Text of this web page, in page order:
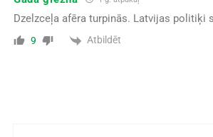
Dzelzceļa afēra turpinās. Latvijas politiķi
9 Atbildēt